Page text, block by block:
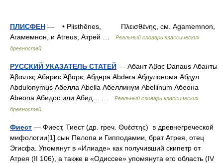
ПЛИСФЕН — • Plisthĕnes, Πλεισθένης, см. Agamemnon,
Агамемнон, и Atreus, Атрей …
Реальный словарь классических
древностей
РУССКИЙ УКАЗАТЕЛЬ СТАТЕЙ — Абант Άβας Danaus Абанты
Άβαντες Абарис Άβαρις Абдера Abdera Абдулонома Абдул
Abdulonymus Абелла Abella Абеллинум Abellinum Абеона
Abeona Абидос или Абид… …
Реальный словарь классических
древностей
Фиест — Фиест, Тиест (др. греч. Θυέστης) в древнегреческой
мифологии[1] сын Пелопа и Гипподамии, брат Атрея, отец
Эгисфа. Упомянут в «Илиаде» как получивший скипетр от
Атрея (II 106), а также в «Одиссее» упомянута его область (IV